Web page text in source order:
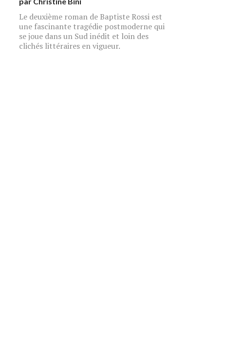
Le deuxième roman de Baptiste Rossi est
une fascinante tragédie postmoderne qui
se joue dans un Sud inédit et loin des
clichés littéraires en vigueur.